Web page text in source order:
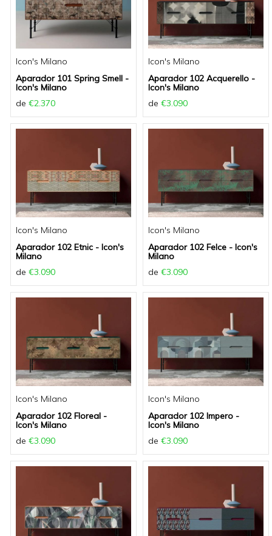
Icon's Milano
Aparador 101 Spring Smell -
Icon's Milano
de €2.370
Icon's Milano
Aparador 102 Acquerello -
Icon's Milano
de €3.090
Icon's Milano
Aparador 102 Etnic - Icon's
Milano
de €3.090
Icon's Milano
Aparador 102 Felce - Icon's
Milano
de €3.090
Icon's Milano
Aparador 102 Floreal -
Icon's Milano
de €3.090
Icon's Milano
Aparador 102 Impero -
Icon's Milano
de €3.090